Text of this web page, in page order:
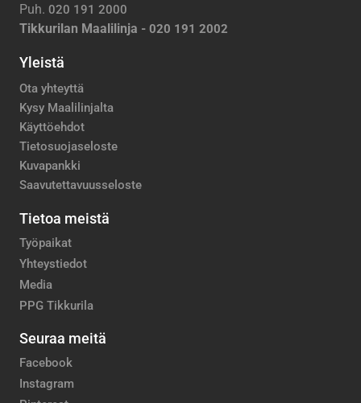
Puh. 020 191 2000
Tikkurilan Maalilinja - 020 191 2002
Yleistä
Ota yhteyttä
Kysy Maalilinjalta
Käyttöehdot
Tietosuojaseloste
Kuvapankki
Saavutettavuusseloste
Tietoa meistä
Työpaikat
Yhteystiedot
Media
PPG Tikkurila
Seuraa meitä
Facebook
Instagram